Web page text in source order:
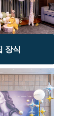
장식